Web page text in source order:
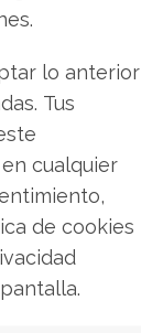
lo anterior
Tus
cualquier
de cookies
escritor